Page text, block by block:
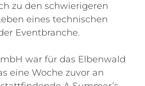
zu den schwierigeren
eines technischen
Eventbranche.
war für das Elbenwald
eine Woche zuvor an